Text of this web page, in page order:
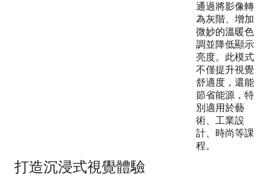
通過將影像轉
為灰階、增加
微妙的溫暖色
調並降低顯示
亮度。此模式
不僅提升視覺
舒適度，還能
節省能源，特
別適用於藝
術、工業設
計、時尚等課
程。
打造沉浸式視覺體驗